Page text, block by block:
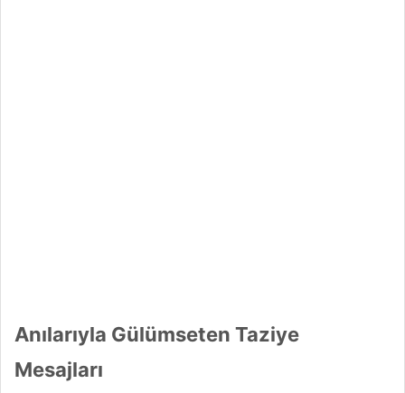
Anılarıyla Gülümseten Taziye
Mesajları